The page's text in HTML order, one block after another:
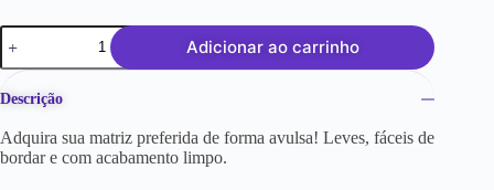
Adicionar ao carrinho
Descrição
Adquira sua matriz preferida de forma avulsa! Leves, fáceis de
bordar e com acabamento limpo.